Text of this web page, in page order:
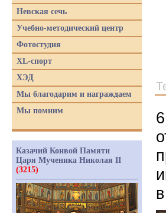
Невская сечь
Учебно-методический центр
Фотостудия
XL-спорт
ХЭД
Мы благодарим и награждаем
Мы помним
Казачий Конвой Памяти
Царя Мученика Николая II
(3215)